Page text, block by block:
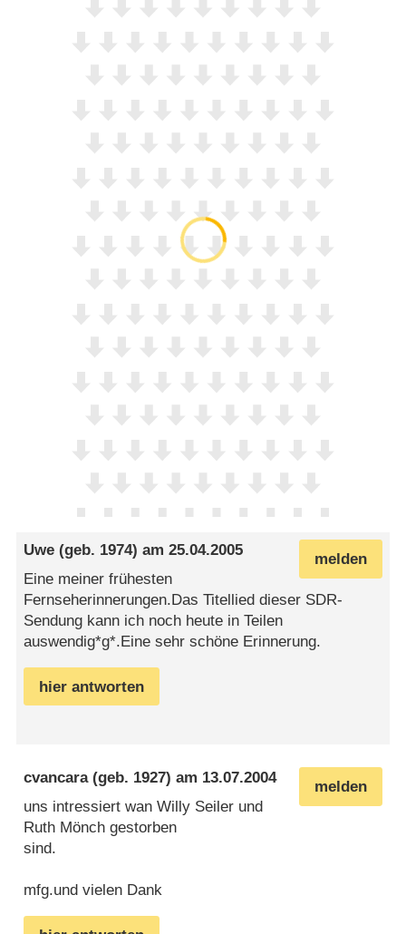
melden
Uwe (geb. 1974) am25.04.2005
Eine meiner frühesten
Fernseherinnerungen.Das Titellied dieser SDR-
Sendung kann ich noch heute in Teilen
auswendig*g*.Eine sehr schöne Erinnerung.
hier antworten
melden
cvancara(geb. 1927) am 13.07.2004
uns intressiert wan Willy Seiler und
Ruth Mönch gestorben
sind.
mfg.und vielen Dank